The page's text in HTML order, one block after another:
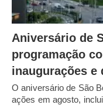
Aniversário de
programação
inaugurações
O aniversário de São
ações em agosto,